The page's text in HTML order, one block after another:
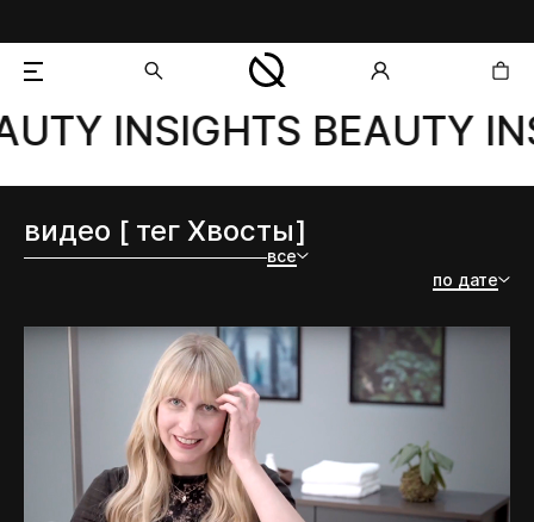
добавлен в корзину
INSIGHTS BEAUTY
все
видео [ тег Хвосты]
по дате